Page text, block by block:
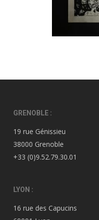
GRENOBLE :
19 rue Génissieu
38000 Grenoble
+33 (0)9.52.79.30.01
LYON :
16 rue des Capucins